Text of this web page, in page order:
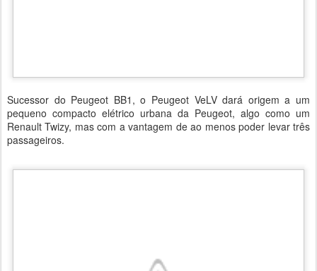
Sucessor do Peugeot BB1, o Peugeot VeLV dará origem a um
pequeno compacto elétrico urbana da Peugeot, algo como um
Renault Twizy, mas com a vantagem de ao menos poder levar três
passageiros.